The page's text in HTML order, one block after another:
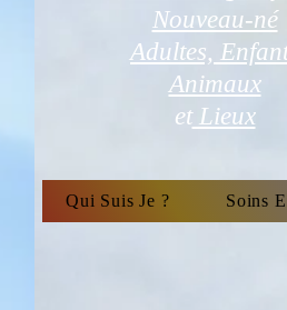
Nouveau-né
Adultes,
Animaux
etLieux
Qui Suis Je ? Soins